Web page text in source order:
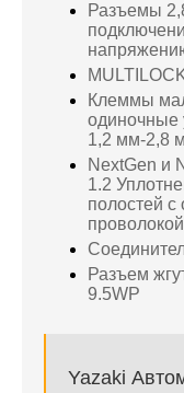
Разъемы
Клеммы
одиночные
1,2 мм-2,8
NextGen и
1.2
полостей с
Разъем
9.5WP
Yazaki